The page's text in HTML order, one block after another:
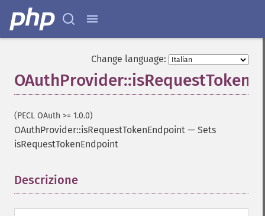
Change language:
(PECL OAuth >= 1.0.0)
OAuthProvider::isRequestTokenEndpoint — Sets
isRequestTokenEndpoint
Descrizione